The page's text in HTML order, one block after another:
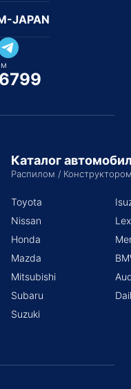
JAPAN
Каталог
Распилом /
Toyota
Nissan
Honda
Mazda
Mitsubishi
Subaru
Suzuki